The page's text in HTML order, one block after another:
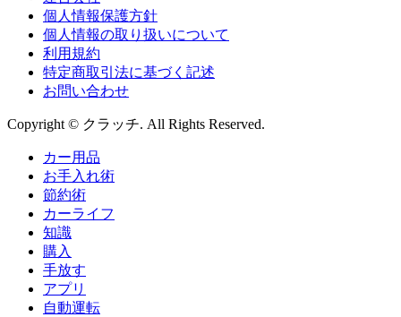
個人情報保護方針
個人情報の取り扱いについて
利用規約
特定商取引法に基づく記述
お問い合わせ
Copyright © クラッチ. All Rights Reserved.
カー用品
お手入れ術
節約術
カーライフ
知識
購入
手放す
アプリ
自動運転